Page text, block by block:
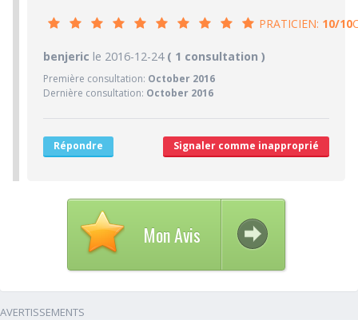
PRATICIEN: 10/10
PRATICIEN10/10
10/10 Confiance accordée
10/10 Délai pour obtenir un 1er RDV
CABINET/LOCAUX10/10
Desserte par les transports en commun
Stationnements alentours
10/10 Agréabilité des locaux
benjeric le 2016-12-24 ( 1 consultation )
Première consultation: October 2016
Dernière consultation: October 2016
Répondre Signaler comme inapproprié
Mon Avis
AVERTISSEMENTS